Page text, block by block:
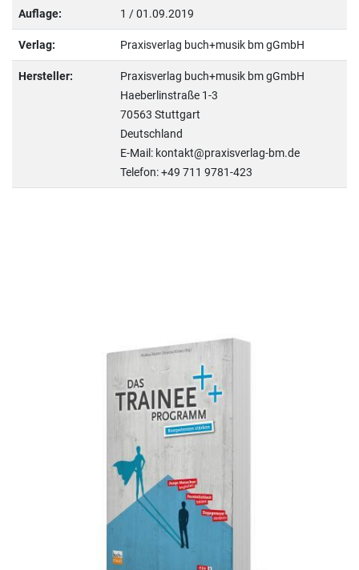
Auflage: 1 / 01.09.2019
Verlag: Praxisverlag buch+musik bm gGmbH
Hersteller:
Praxisverlag buch+musik bm gGmbH
Haeberlinstraße 1-3
70563 Stuttgart
Deutschland
E-Mail: kontakt@praxisverlag-bm.de
Telefon: +49 711 9781-423